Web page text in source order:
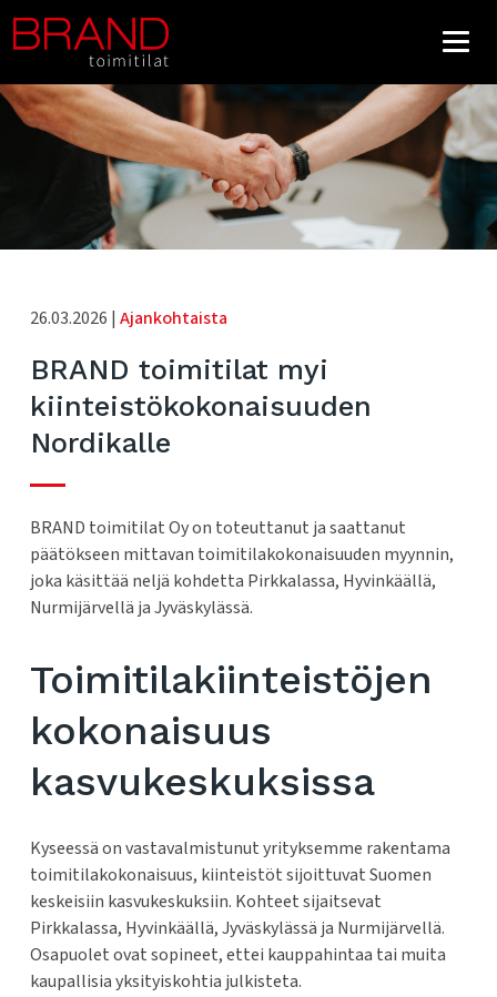
26.03.2026 | Ajankohtaista
BRAND toimitilat myi
kiinteistökokonaisuuden
Nordikalle
BRAND toimitilat Oy on toteuttanut ja saattanut
päätökseen mittavan toimitilakokonaisuuden myynnin,
joka käsittää neljä kohdetta Pirkkalassa, Hyvinkäällä,
Nurmijärvellä ja Jyväskylässä.
Toimitilakiinteistöjen
kokonaisuus
kasvukeskuksissa
Kyseessä on vastavalmistunut yrityksemme rakentama
toimitilakokonaisuus, kiinteistöt sijoittuvat Suomen
keskeisiin kasvukeskuksiin. Kohteet sijaitsevat
Pirkkalassa, Hyvinkäällä, Jyväskylässä ja Nurmijärvellä.
Osapuolet ovat sopineet, ettei kauppahintaa tai muita
kaupallisia yksityiskohtia julkisteta.